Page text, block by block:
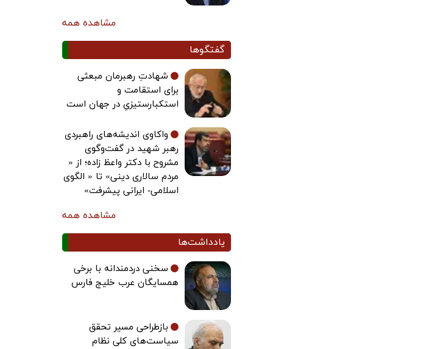
مشاهده همه
گفتگوها
شهادتِ رهبرمان مبعثی
برای استقامت و
استکبارستیزیِ در جهان است
واکاوی اندیشه‌های راهبردی
رهبر شهید در گفت‌وگوی
مشروح با دکتر واعظ زاده؛ از «
مردم سالاری دینی» تا « الگوی
اسلامی- ایرانی پیشرفت»
مشاهده همه
یادداشت‌ها
سخنی دردمندانه با برخی
همسایگان عرب خلیج فارس
بازطراحی مسیر تحقق
سیاست‌های کلی نظام